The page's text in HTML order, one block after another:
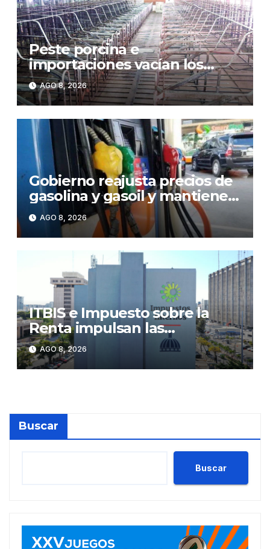
Peste porcina e
importaciones vacían los
corrales de Monte Adentro en
Licey
AGO 8, 2026
Gobierno reajusta precios de
gasolina y gasoil y mantiene
congelado el GLP
AGO 8, 2026
ITBIS e Impuesto sobre la
Renta impulsan las
recaudaciones de la DGII;
superan los RD$81,475
millones en julio
AGO 8, 2026
Buscar
Buscar